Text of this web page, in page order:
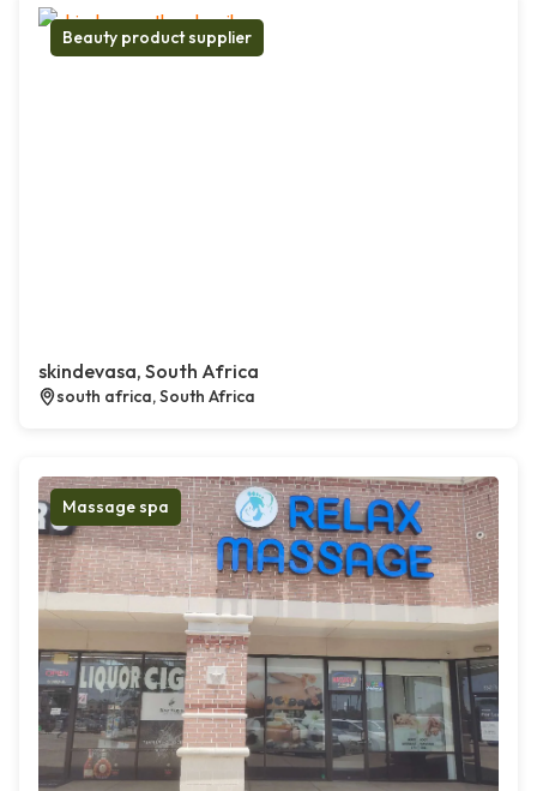
Beauty product supplier
skindevasa, South Africa
south africa, South Africa
Massage spa